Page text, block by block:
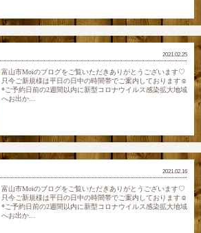
2021.02.25
富山市Moiのブログをご覧いただきありがとうございます♡
只今ご新規様は平日の日中の時間帯でご案内しております☺
*ご予約日前の2週間以内に新型コロナウイルス感染拡大地域
へお出か...
2021.02.16
富山市Moiのブログをご覧いただきありがとうございます♡
只今ご新規様は平日の日中の時間帯でご案内しております☺
*ご予約日前の2週間以内に新型コロナウイルス感染拡大地域
へお出か...